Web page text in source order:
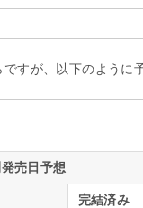
ですが、以下のように
売日予想
完結済み